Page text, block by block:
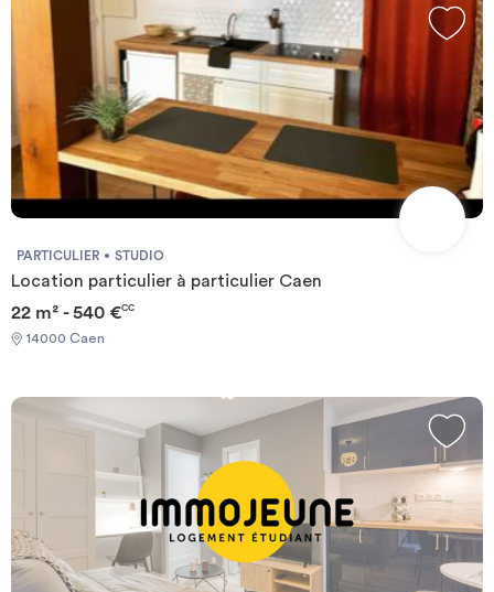
PARTICULIER STUDIO
Location particulier à particulier Caen
22 m² - 540 €CC
14000 Caen